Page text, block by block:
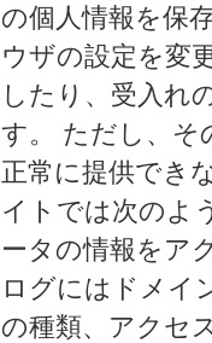
の個人情報を保
ウザの設定を変
したり、受入れ
す。 ただし、そ
正常に提供でき
イトでは次のよ
ータの情報をア
ログにはドメイ
の種類、アクセ